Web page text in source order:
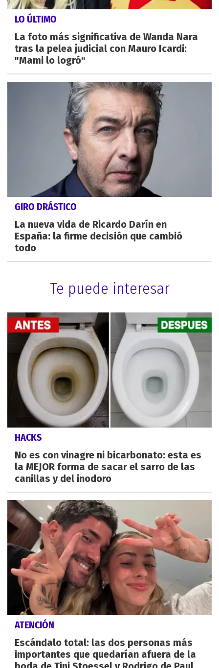
LO ÚLTIMO
La foto más significativa de Wanda Nara
tras la pelea judicial con Mauro Icardi:
"Mami lo logró"
GIRO DRÁSTICO
La nueva vida de Ricardo Darín en
España: la firme decisión que cambió
todo
Te puede interesar
HACKS
No es con vinagre ni bicarbonato: esta es
la MEJOR forma de sacar el sarro de las
canillas y del inodoro
ATENCIÓN
Escándalo total: las dos personas más
importantes que quedarían afuera de la